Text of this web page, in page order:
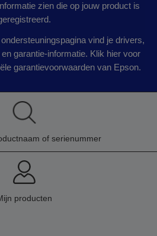
zien die op jouw product is
vind je drivers,
garantie-informatie. Klik hier voor
garantievoorwaarden van Epson.
of serienummer
producten